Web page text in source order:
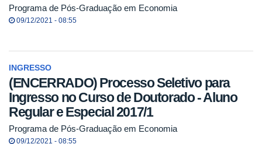
Programa de Pós-Graduação em Economia
09/12/2021 - 08:55
INGRESSO
(ENCERRADO) Processo Seletivo para
Ingresso no Curso de Doutorado - Aluno
Regular e Especial 2017/1
Programa de Pós-Graduação em Economia
09/12/2021 - 08:55